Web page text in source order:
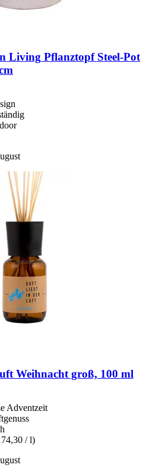
Living Pflanztopf Steel-​Pot
Weihnacht groß, 100 ml
Adventzeit
/ l)